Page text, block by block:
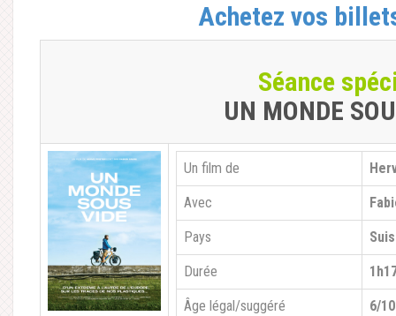
Achetez vos
Séance
UN MONDE
Un film de
Avec
Pays
Durée
Âge légal/suggéré 6/10